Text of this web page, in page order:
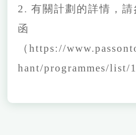
2. 有關計劃的詳情，請
函
（ https://
hant/programmes/list/